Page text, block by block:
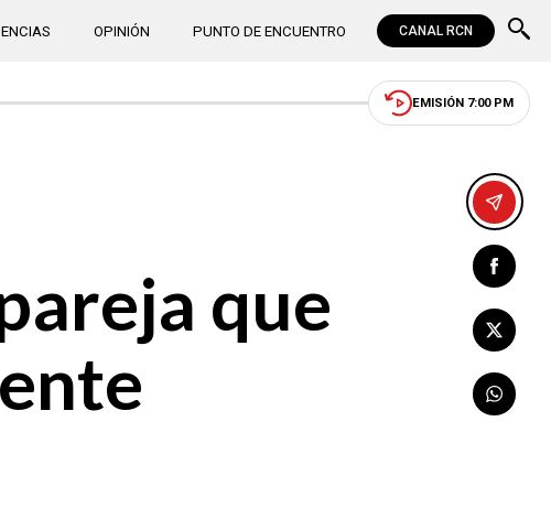
OPINIÓN PUNTO DE ENCUENTRO CANAL RCN
EMISIÓN 7:00 PM
que